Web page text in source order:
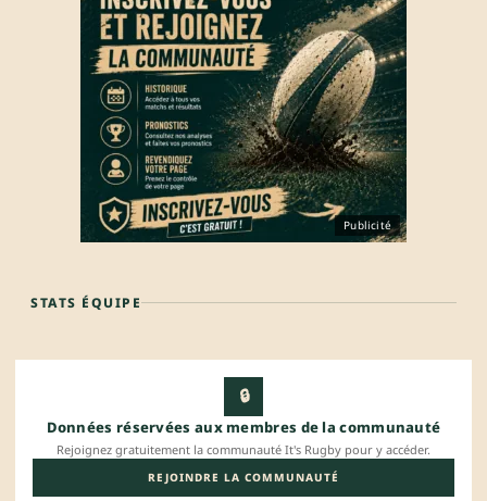
Publicité
STATS ÉQUIPE
🔒
Données réservées aux membres de la communauté
Rejoignez gratuitement la communauté It's Rugby pour y accéder.
REJOINDRE LA COMMUNAUTÉ